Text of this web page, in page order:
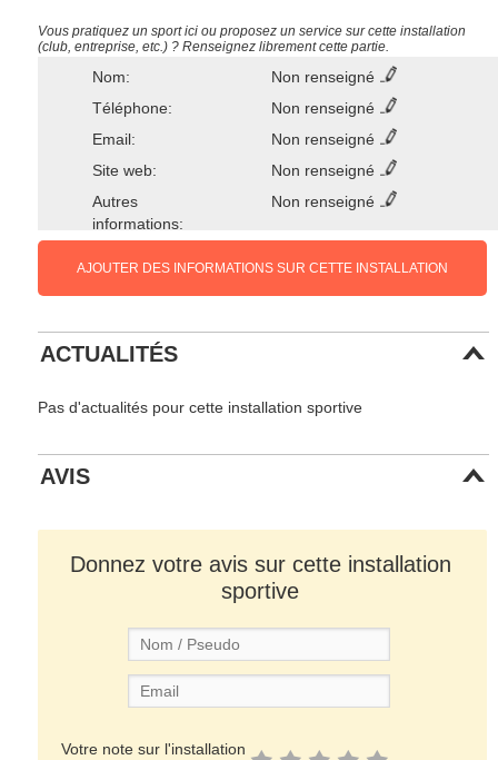
Vous pratiquez un sport ici ou proposez un service sur cette installation
(club, entreprise, etc.) ? Renseignez librement cette partie.
Nom:
Non renseigné
Téléphone:
Non renseigné
Email:
Non renseigné
Site web:
Non renseigné
Autres
informations:
Non renseigné
AJOUTER DES INFORMATIONS SUR CETTE INSTALLATION
ACTUALITÉS
Pas d'actualités pour cette installation sportive
AVIS
Donnez votre avis sur cette installation
sportive
Votre note sur l'installation